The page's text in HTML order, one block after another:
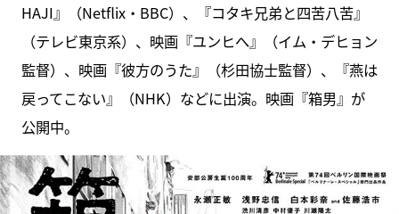
HAJI』（Netflix・BBC）、『コタキ兄弟と四苦八苦』
（テレビ東京系）、映画『ユンヒへ』（イム・デヒョン
監督）、映画『彼方のうた』（杉田協士監督）、『燕は
戻ってこない』（NHK）などに出演。映画『箱男』が
公開中。